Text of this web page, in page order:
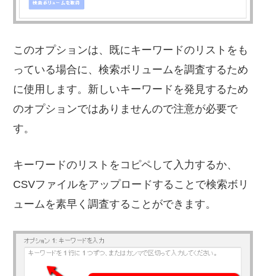
このオプションは、既にキーワードのリストをも
っている場合に、検索ボリュームを調査するため
に使用します。新しいキーワードを発見するため
のオプションではありませんので注意が必要で
す。
キーワードのリストをコピペして入力するか、
CSVファイルをアップロードすることで検索ボリ
ュームを素早く調査することができます。